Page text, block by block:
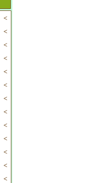
>
>
>
>
>
>
>
>
>
>
>
>
>